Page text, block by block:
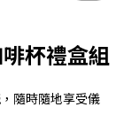
杯禮盒組
隨時隨地享受儀